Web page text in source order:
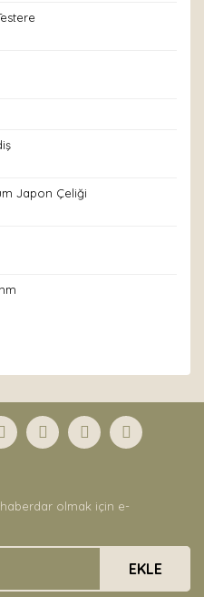
Japon Çeliği
Yaz
iletebilirsiniz.
ederiz.
bulunuyor.
pahalı.
olmalı.
olmak için e-
EKLE